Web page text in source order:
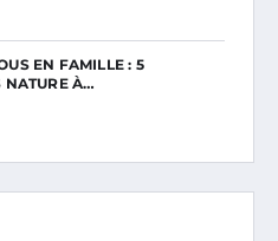
EN FAMILLE : 5
NATURE À…